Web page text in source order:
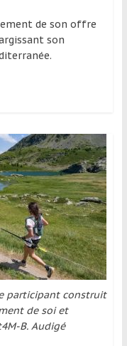
de son offre
son
participant construit
de soi et
B. Audigé